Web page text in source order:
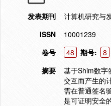
发表期刊
计算机研究与
ISSN
10001239
卷号
48 期号: 8
摘要
基于Shim数字
交互而产生的
需在普通签名
是可证明安全